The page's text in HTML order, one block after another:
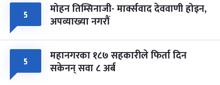
५ मोहन तिम्सिनाजी- मार्क्सवाद देववाणी होइन,
अपव्याख्या नगरौं
५ महानगरका १८७ सहकारीले फिर्ता दिन
सकेनन् सवा ८ अर्ब